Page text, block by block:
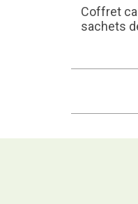
Coffret
sachets